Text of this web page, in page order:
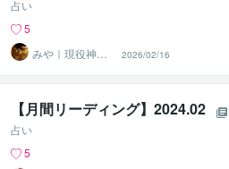
占い
5
みや｜現役神主■
鑑定 お祓い専門
2026/02/16
【月間リーディング】2024.02
占い
5